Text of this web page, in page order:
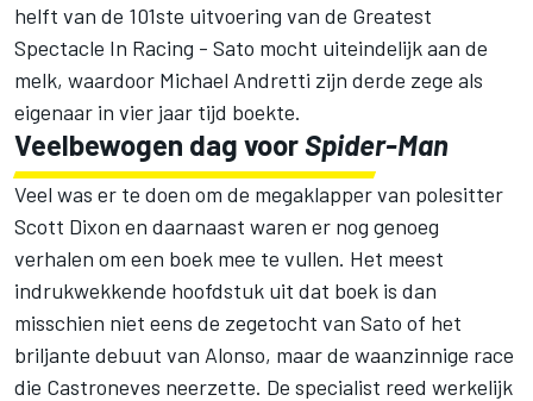
helft van de 101ste uitvoering van de Greatest
Spectacle In Racing - Sato mocht uiteindelijk aan de
melk, waardoor Michael Andretti zijn derde zege als
eigenaar in vier jaar tijd boekte.
Veelbewogen dag voor Spider-Man
Veel was er te doen om de megaklapper van polesitter
Scott Dixon en daarnaast waren er nog genoeg
verhalen om een boek mee te vullen. Het meest
indrukwekkende hoofdstuk uit dat boek is dan
misschien niet eens de zegetocht van Sato of het
briljante debuut van Alonso, maar de waanzinnige race
die Castroneves neerzette. De specialist reed werkelijk